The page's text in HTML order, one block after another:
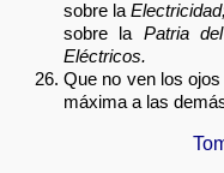
sobre la
sobre la Patria
Eléctricos.
Que no ven los
máxima a las